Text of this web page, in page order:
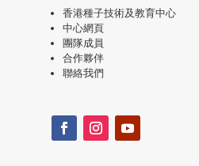
香港種子技術及教育中心
中心網頁
團隊成員
合作夥伴
聯絡我們